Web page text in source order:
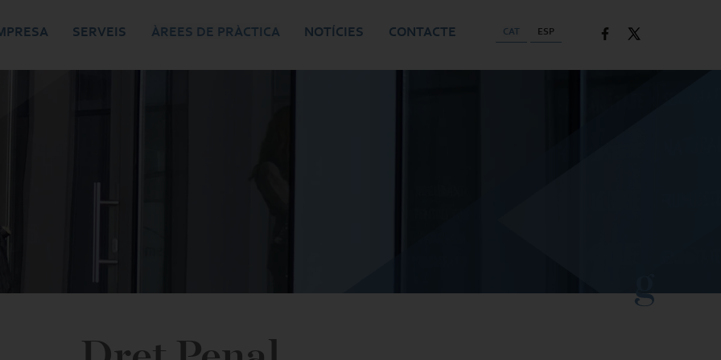
SERVEIS ÀREES DE PRÀCTICA NOTÍCIES CONTACTE CAT ESP